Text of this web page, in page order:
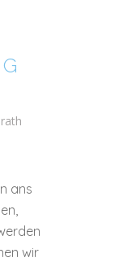
ans
wir